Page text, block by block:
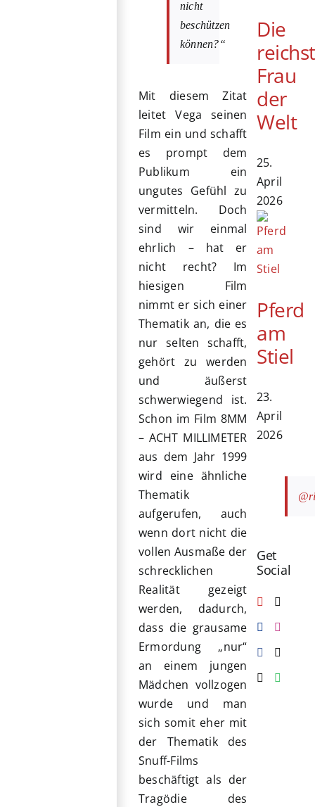
nicht
beschützen
können?“
Mit diesem Zitat
leitet Vega seinen
Film ein und schafft
es prompt dem
Publikum ein
ungutes Gefühl zu
vermitteln. Doch
sind wir einmal
ehrlich – hat er
nicht recht? Im
hiesigen Film
nimmt er sich einer
Thematik an, die es
nur selten schafft,
gehört zu werden
und äußerst
schwerwiegend ist.
Schon im Film 8MM
– ACHT MILLIMETER
aus dem Jahr 1999
wird eine ähnliche
Thematik
aufgerufen, auch
wenn dort nicht die
vollen Ausmaße der
schrecklichen
Realität gezeigt
werden, dadurch,
dass die grausame
Ermordung „nur“
an einem jungen
Mädchen vollzogen
wurde und man
sich somit eher mit
der Thematik des
Snuff-Films
beschäftigt als der
Tragödie des
Die
Frau
der
Welt
25.
April
2026
Pferd
am
Stiel
23.
April
2026
Get
Social